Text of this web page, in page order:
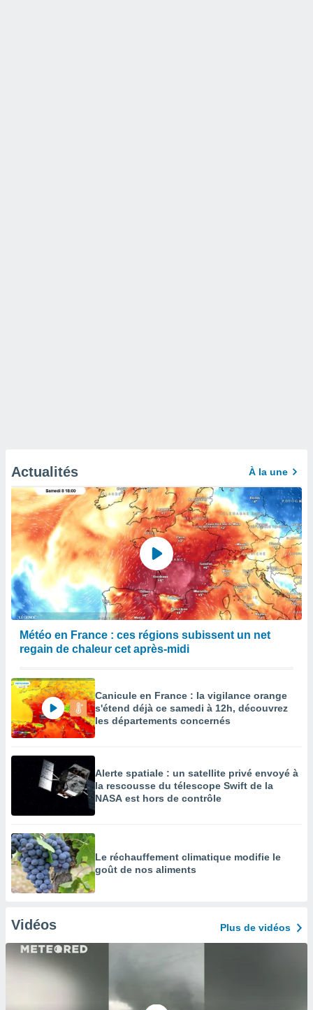
Actualités À la une
Météo en France : ces régions subissent un net
regain de chaleur cet après-midi
Canicule en France : la vigilance orange
s'étend déjà ce samedi à 12h, découvrez
les départements concernés
Alerte spatiale : un satellite privé envoyé à
la rescousse du télescope Swift de la
NASA est hors de contrôle
Le réchauffement climatique modifie le
goût de nos aliments
Vidéos Plus de vidéos